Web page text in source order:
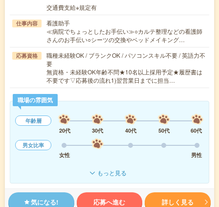
交通費支給※規定有
仕事内容
看護助手
≪病院でちょっとしたお手伝い≫○カルテ整理などの看護師
さんのお手伝い○シーツの交換やベッドメイキング…
応募資格
職種未経験OK / ブランクOK / パソコンスキル不要 / 英語力不
要
無資格・未経験OK年齢不問★10名以上採用予定★履歴書は
不要です▽応募後の流れ1)翌営業日までに担当…
職場の雰囲気
年齢層
20代
30代 40代 50代
60代
男女比率
女性
男性
もっと見る
気になる! 応募へ進む 詳しく見る